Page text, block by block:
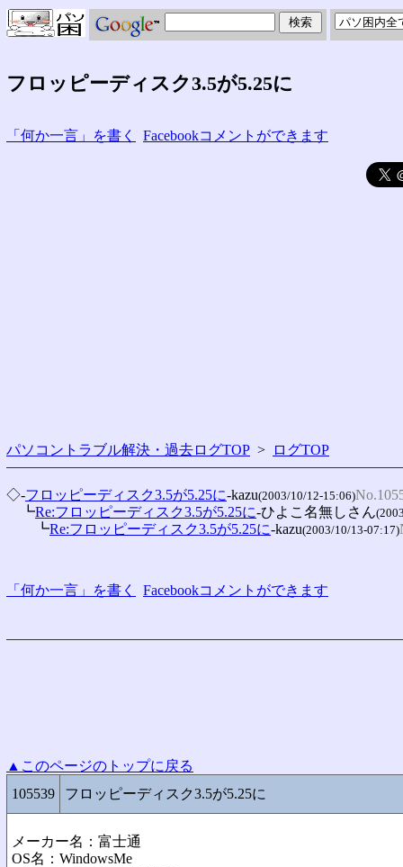
フロッピーディスク3.5が5.25に
「何か一言」を書く Facebookコメントができます
パソコントラブル解決・過去ログTOP > ログTOP
◇-フロッピーディスク3.5が5.25に-kazu(2003/10/12-15:06)
┗Re:フロッピーディスク3.5が5.25に-ひよこ名無しさん
┗Re:フロッピーディスク3.5が5.25に-kazu(2003/10/13-07:17)
「何か一言」を書く Facebookコメントができます
▲このページのトップに戻る
105539
フロッピーディスク3.5が5.25に
メーカー名：富士通
OS名：WindowsMe